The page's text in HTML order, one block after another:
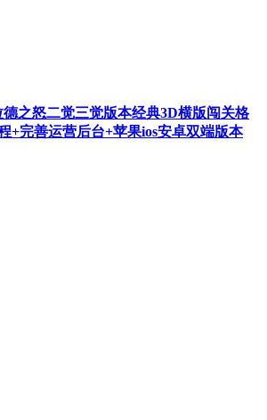
之怒二觉三觉版本经典3D横版闯关格
+完善运营后台+苹果ios安卓双端版本